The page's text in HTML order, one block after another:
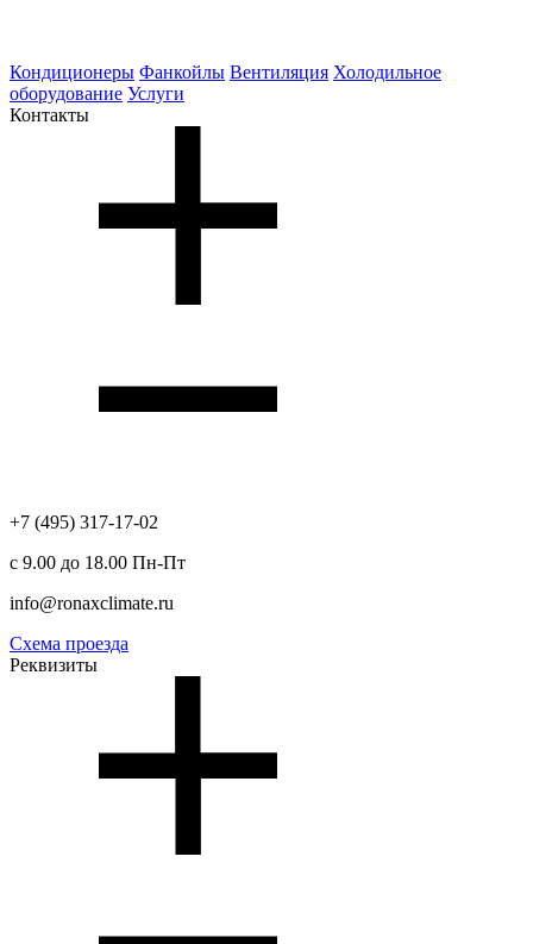
Кондиционеры Фанкойлы Вентиляция Холодильное
оборудование Услуги
Контакты
+7 (495) 317-17-02
с 9.00 до 18.00 Пн-Пт
info@ronaxclimate.ru
Схема проезда
Реквизиты